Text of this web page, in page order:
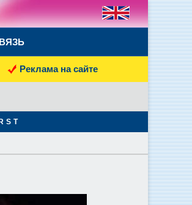
Реклама на сайте
R S T